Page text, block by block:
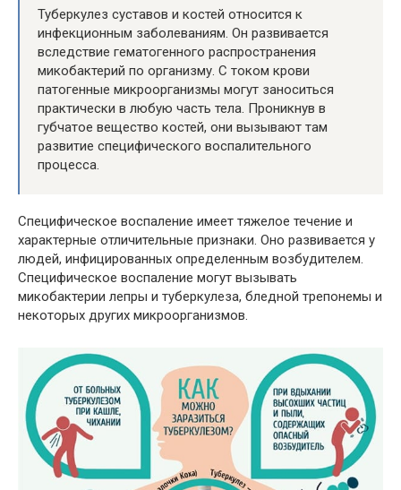
Туберкулез суставов и костей относится к
инфекционным заболеваниям. Он развивается
вследствие гематогенного распространения
микобактерий по организму. С током крови
патогенные микроорганизмы могут заноситься
практически в любую часть тела. Проникнув в
губчатое вещество костей, они вызывают там
развитие специфического воспалительного
процесса.
Специфическое воспаление имеет тяжелое течение и
характерные отличительные признаки. Оно развивается у
людей, инфицированных определенным возбудителем.
Специфическое воспаление могут вызывать
микобактерии лепры и туберкулеза, бледной трепонемы и
некоторых других микроорганизмов.